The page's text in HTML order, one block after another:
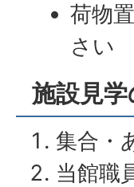
荷物
さい
施設見学
集合・
当館職